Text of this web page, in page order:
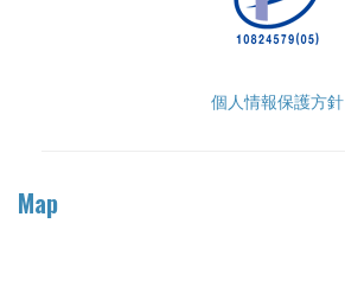
個人情報保護方針
Map